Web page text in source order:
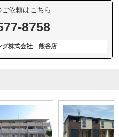
依頼はこちら
8758
グ株式会社 熊谷店